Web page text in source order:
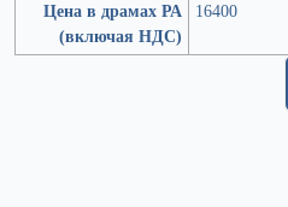
Цена в драмах РА
(включая НДС)
16400